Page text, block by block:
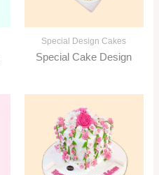
Special Design Cakes
Special Cake Design